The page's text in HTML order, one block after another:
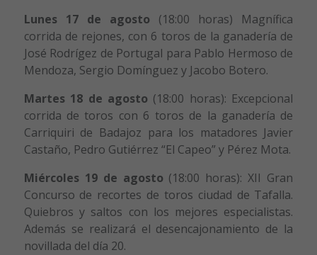
Lunes 17 de agosto (18:00 horas) Magnífica
corrida de rejones, con 6 toros de la ganadería de
José Rodrígez de Portugal para Pablo Hermoso de
Mendoza, Sergio Domínguez y Jacobo Botero.
Martes 18 de agosto (18:00 horas): Excepcional
corrida de toros con 6 toros de la ganadería de
Carriquiri de Badajoz para los matadores Javier
Castaño, Pedro Gutiérrez “El Capeo” y Pérez Mota.
Miércoles 19 de agosto (18:00 horas): XII Gran
Concurso de recortes de toros ciudad de Tafalla.
Quiebros y saltos con los mejores especialistas.
Además se realizará el desencajonamiento de la
novillada del día 20.